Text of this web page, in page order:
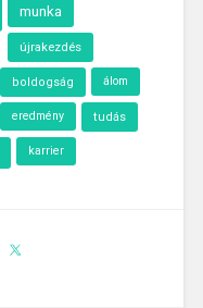
munka
újrakezdés
boldogság álom
eredmény tudás
karrier